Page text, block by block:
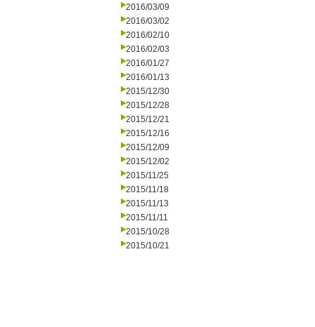
2016/03/09
2016/03/02
2016/02/10
2016/02/03
2016/01/27
2016/01/13
2015/12/30
2015/12/28
2015/12/21
2015/12/16
2015/12/09
2015/12/02
2015/11/25
2015/11/18
2015/11/13
2015/11/11
2015/10/28
2015/10/21